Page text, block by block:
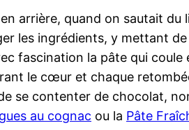
arrière, quand on sautait
les ingrédients, y mettant
fascination la pâte qui
le cœur et chaque
se contenter de chocolat,
au cognac ou la Pâte